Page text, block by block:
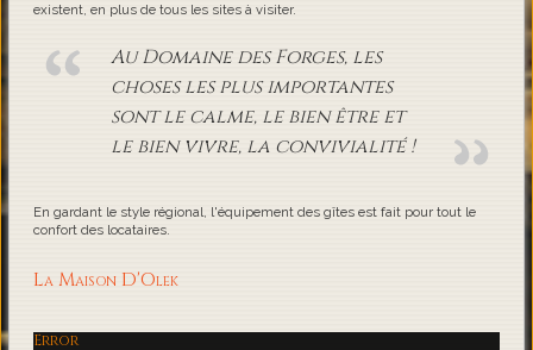
existent, en plus de tous les sites à visiter.
Au Domaine des Forges, les
choses les plus importantes
sont le calme, le bien être et
le bien vivre, la convivialité !
En gardant le style régional, l'équipement des gîtes est fait pour tout le
confort des locataires.
La Maison D'Olek
Error